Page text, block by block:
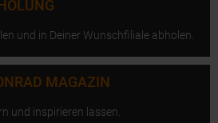
und in Deiner Wunschfiliale abholen.
MAGAZIN
und inspirieren lassen.